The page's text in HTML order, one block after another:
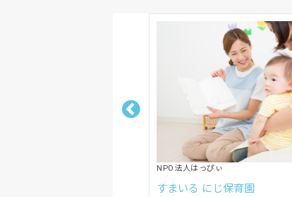
社会福祉法人鶏声会
認定こども園 富士見台リズム